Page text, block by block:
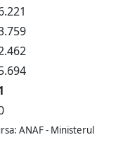
ANAF - Ministerul